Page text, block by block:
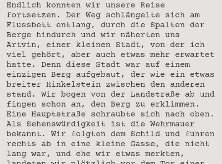
Endlich konnten wir unsere Reise
fortsetzen. Der Weg schlängelte sich am
Flussbett entlang, durch die Spalten der
Berge hindurch und wir näherten uns
Artvin, einer kleinen Stadt, von der ich
viel gehört, aber auch etwas mehr erwartet
hatte. Denn diese Stadt war auf einem
einzigen Berg aufgebaut, der wie ein etwas
breiter Hinkelstein zwischen den anderen
stand. Wir bogen von der Landstraße ab und
fingen schon an, den Berg zu erklimmen.
Eine Hauptstraße schraubte sich nach oben.
Als Sehenswürdigkeit ist die Wehrmauer
bekannt. Wir folgten dem Schild und fuhren
rechts ab in eine kleine Gasse, die nicht
lang war, und ehe wir etwas merkten,